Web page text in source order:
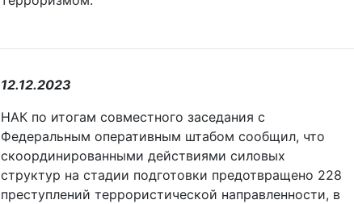
12.12.2023
НАК по итогам совместного заседания с
Федеральным оперативным штабом сообщил, что
скоординированными действиями силовых
структур на стадии подготовки предотвращено 228
преступлений террористической направленности, в